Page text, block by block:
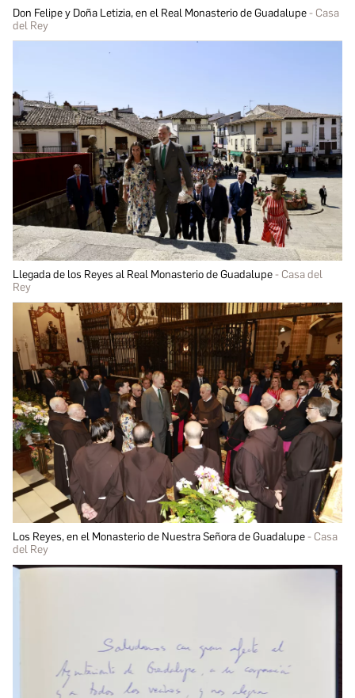
Don Felipe y Doña Letizia, en el Real Monasterio de Guadalupe
Casa
del Rey
Llegada de los Reyes al Real Monasterio de Guadalupe
Casa del
Rey
Los Reyes, en el Monasterio de Nuestra Señora de Guadalupe
Casa
del Rey